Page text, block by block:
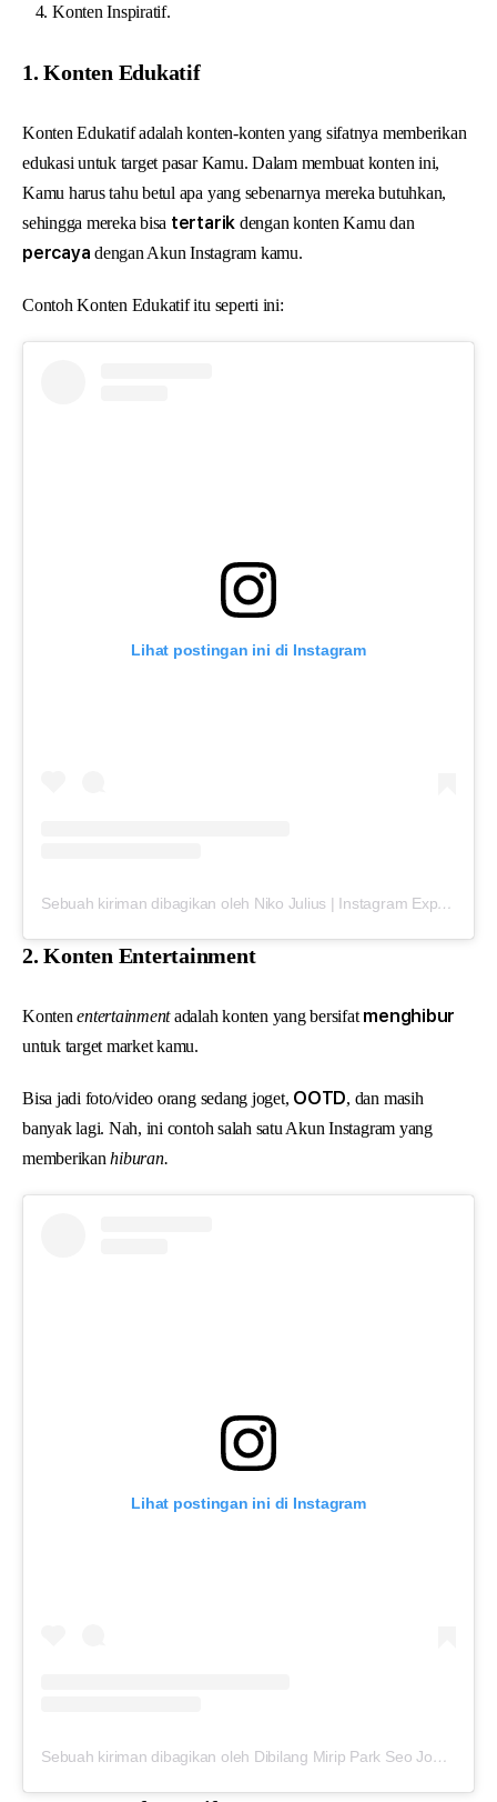
Konten Inspiratif.
1. Konten Edukatif
Konten Edukatif adalah konten-konten yang sifatnya memberikan
edukasi untuk target pasar Kamu. Dalam membuat konten ini,
Kamu harus tahu betul apa yang sebenarnya mereka butuhkan,
sehingga mereka bisa tertarik dengan konten Kamu dan
percayadengan Akun Instagram kamu.
Contoh Konten Edukatif itu seperti ini:
Lihat postingan ini di Instagram
Sebuah kiriman dibagikan oleh Niko Julius | Instagram Expert (@bynikojulius)
2. Konten Entertainment
Kontenentertainmentadalah konten yang bersifat menghibur
untuk target market kamu.
Bisa jadi foto/video orang sedang joget, OOTD, dan masih
banyak lagi. Nah, ini contoh salah satu Akun Instagram yang
memberikan hiburan.
Lihat postingan ini di Instagram
Sebuah kiriman dibagikan oleh Dibilang Mirip Park Seo Joon (@abibayu)